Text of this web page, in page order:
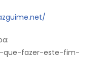
que-fazer-este-fim-